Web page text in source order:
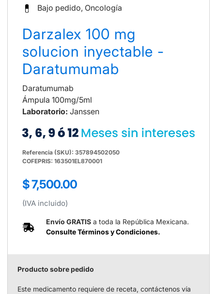
Bajo pedido, Oncología
Darzalex 100 mg
solucion inyectable -
Daratumumab
Daratumumab
Ámpula 100mg/5ml
Laboratorio: Janssen
Referencia (SKU): 357894502050
COFEPRIS: 163501EL870001
Precio
regular
$ 7,500.00
(IVA incluido)
Envío GRATIS a toda la República Mexicana.
Consulte Términos y Condiciones.
Producto sobre pedido
Este medicamento requiere de receta, contáctenos vía